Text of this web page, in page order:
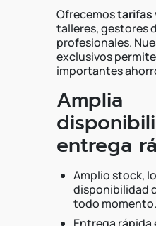
Ofrecemostarifas
talleres, gestores
profesionales.
exclusivos
importantes
Amplia
entrega
Amplio stock,
disponibilidad
todo momento.